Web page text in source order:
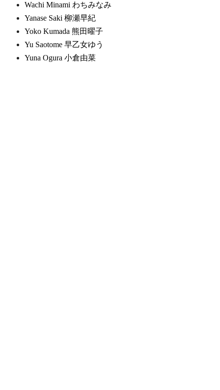
Wachi Minami わちみなみ
Yanase Saki 柳瀬早紀
Yoko Kumada 熊田曜子
Yu Saotome 早乙女ゆう
Yuna Ogura 小倉由菜